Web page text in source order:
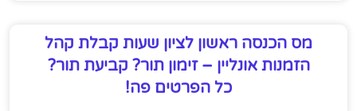
מס הכנסה ראשון לציון שעות קבלת קהל
הזמנות אונליין – זימון תור? קביעת תור?
כל הפרטים פה!